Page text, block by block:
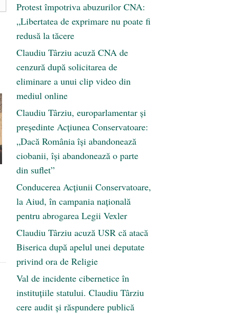
Protest împotriva abuzurilor CNA:
„Libertatea de exprimare nu poate fi
redusă la tăcere
Claudiu Târziu acuză CNA de
cenzură după solicitarea de
eliminare a unui clip video din
mediul online
Claudiu Târziu, europarlamentar și
președinte Acțiunea Conservatoare:
„Dacă România își abandonează
ciobanii, își abandonează o parte
din suflet”
Conducerea Acțiunii Conservatoare,
la Aiud, în campania națională
pentru abrogarea Legii Vexler
Claudiu Târziu acuză USR că atacă
Biserica după apelul unei deputate
privind ora de Religie
Val de incidente cibernetice în
instituțiile statului. Claudiu Târziu
cere audit și răspundere publică